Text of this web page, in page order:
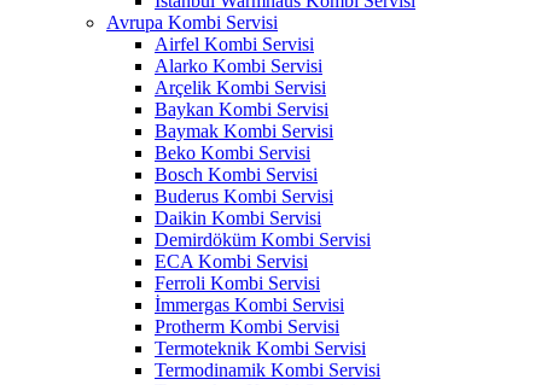
Avrupa Kombi Servisi
Airfel Kombi Servisi
Alarko Kombi Servisi
Arçelik Kombi Servisi
Baykan Kombi Servisi
Baymak Kombi Servisi
Beko Kombi Servisi
Bosch Kombi Servisi
Buderus Kombi Servisi
Daikin Kombi Servisi
Demirdöküm Kombi Servisi
ECA Kombi Servisi
Ferroli Kombi Servisi
İmmergas Kombi Servisi
Protherm Kombi Servisi
Termoteknik Kombi Servisi
Termodinamik Kombi Servisi